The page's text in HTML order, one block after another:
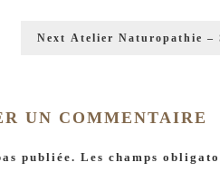
Next Atelier Naturopathie –
UN COMMENTAIRE
publiée. Les champs